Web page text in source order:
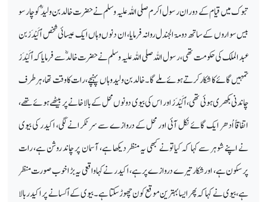
تبوک میں قیام کے دوران رسول اکرم صلی اللہ علیہ وسلم نے حضرت خالد بن ولیدؓ کو چار سو
بیس سواروں کے ساتھ دومۃ الجندل روانہ فرمایا، ان دنوں وہاں ایک عیسائی شخص اُکَیْدَرْ بن
عبدالملک کی حکومت تھی، رسول اللہ صلی اللہ علیہ وسلم نے حضرت خالدؓ سے فرمایا کہ اُکَیْدَرْ
تمہیں گائے کا شکار کرتے ہوئے ملے گا۔ خالد بن ولید وہاں پہنچے، رات کا وقت تھا، ہر طرف
چاندنی بکھری ہوئی تھی، اُکَیْدَرْ اور اس کی بیوی دونوں محل کے بالا خانے پر بیٹھے ہوئے تھے،
اتفاقاً اُدھر ایک گائے نکل آئی اور محل کے دروازے سے سر ٹکرانے لگی، اکیدر کی بیوی
نے اپنے شوہر سے کہا کہ کیا تونے کبھی یہ منظر دیکھا ہے، آسمان پر چاند روشن ہے، رات
پرسکون ہے، اور شکار تیرے دروازے پر ہے، اکیدر نے کہا واقعی یہ بڑا خوب صورت منظر
ہے، بیوی نے کہا کہ پھر ایسا بہترین موقع کون چھوڑ سکتا ہے۔ بیوی کے اُکسانے پر اکیدر بالا